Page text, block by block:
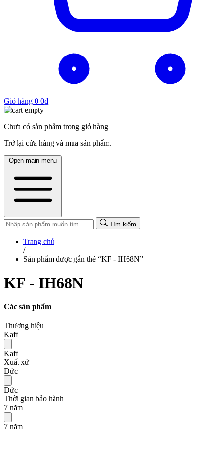
Giỏ hàng 0 0₫
Chưa có sản phẩm trong giỏ hàng.
Trở lại cửa hàng và mua sản phẩm.
Open main menu
Tìm kiếm
Trang chủ
/
Sản phẩm được gắn thẻ “KF - IH68N”
KF - IH68N
Các sản phẩm
Thương hiệu
Kaff
Kaff
Xuất xứ
Đức
Đức
Thời gian bảo hành
7 năm
7 năm